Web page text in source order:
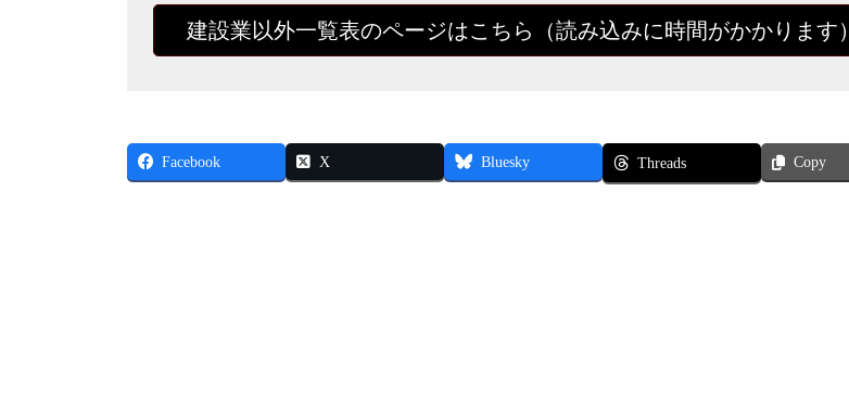
建設業以外一覧表のページはこちら（読み込みに時間がかかります）
Facebook X Bluesky Threads Copy